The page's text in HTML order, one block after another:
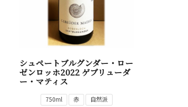
シュペートブルグンダー・ロー
ゼンロッホ2022 ゲブリューダ
ー・マティス
750ml 赤 自然派